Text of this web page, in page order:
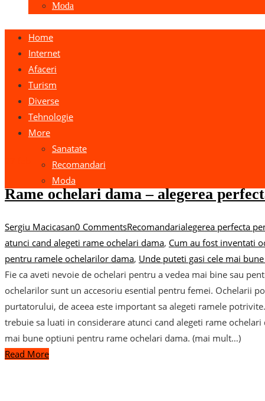
Moda
Home
Internet
Afaceri
Turism
Diverse
Tehnologie
More
Sanatate
Recomandari
Moda
Rame ochelari dama – alegerea
Sergiu Macicasan0 CommentsRecomandarialegerea perfecta
atunci cand alegeti rame ochelari dama, Cum au fost inventati
pentru ramele ochelarilor dama, Unde puteti gasi cele mai
Fie ca aveti nevoie de ochelari pentru a vedea mai bine sau
ochelarilor sunt un accesoriu esential pentru femei. Ochelarii
purtatorului, de aceea este important sa alegeti ramele
trebuie sa luati in considerare atunci cand alegeti rame
mai bune optiuni pentru rame ochelari dama. (mai mult…)
Read More